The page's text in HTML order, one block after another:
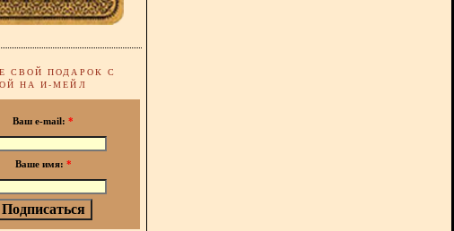
СВОЙ ПОДАРОК С
НА И-МЕЙЛ
Ваш e-mail: *
Ваше имя: *